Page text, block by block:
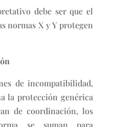
debe ser que el
normas X y Y protegen
de incompatibilidad,
la protección genérica
de coordinación, los
se suman para